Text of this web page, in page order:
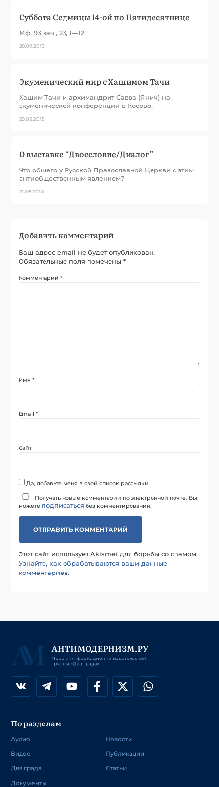
Суббота Седмицы 14-ой по Пятидесятнице
Мф, 93 зач., 23, 1—12
28.09.2013
Экуменический мир с Хашимом Тачи
Хашим Тачи и архимандрит Савва (Янич) на
экуменической конференции в Косово.
29.05.2015
О выставке “Двоесловие/Диалог”
Что общего у Русской Православной Церкви с этим
антиобщественным явлением?
21.06.2010
Добавить комментарий
Ваш адрес email не будет опубликован.
Обязательные поля помечены*
Комментарий*
Имя*
Email*
Сайт
Да, добавьте меня в свой список рассылки
Получать новые комментарии по электронной почте. Вы
можете подписаться без комментирования.
Этот сайт использует Akismet для борьбы со спамом.
Узнайте, как обрабатываются ваши данные
комментариев.
По разделам
Аудио
Видео
Два града
Документы
Новости
Публикации
Статьи